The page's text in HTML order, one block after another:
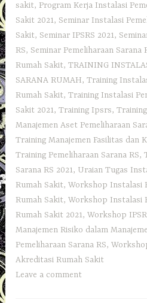
sakit, Program Kerja Instalasi
Sakit 2021, Seminar Instalasi
Sakit, Seminar IPSRS 2021,
RS, Seminar Pemeliharaan Sarana
Rumah Sakit,TRAINING
SARANA RUMAH,Training
Rumah Sakit,Training Instalasi
Sakit 2021,Training Ipsrs,
Manajemen Aset Pemeliharaan
Training Manajemen Fasilitas dan
Training Pemeliharaan Sarana RS,
Sarana RS 2021, Uraian Tugas
Rumah Sakit,Workshop Instalasi
Rumah Sakit,Workshop Instalasi
Rumah Sakit 2021,Workshop
Manajemen Risiko dalam
Pemeliharaan Sarana RS,
Akreditasi Rumah Sakit
Leave a comment